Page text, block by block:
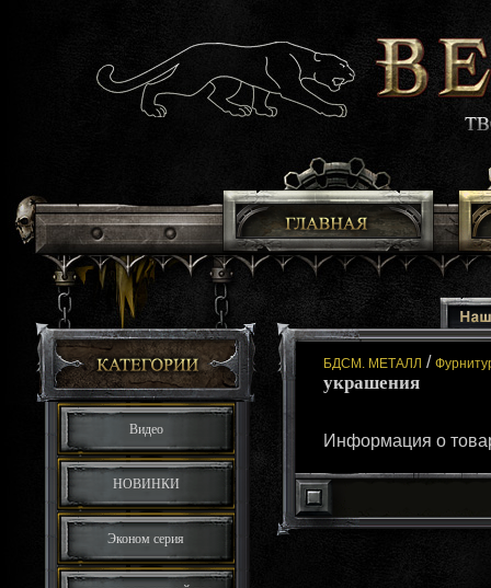
Видео
НОВИНКИ
Эконом серия
БДСМ. МЕТАЛЛ /
украшения
Информация о